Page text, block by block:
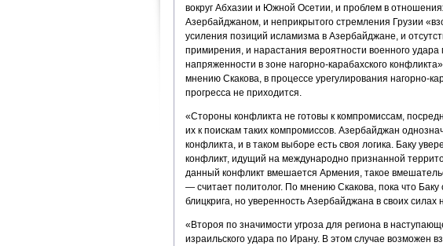
вокруг Абхазии и Южной Осетии, и проблем в
Азербайджаном, и неприкрытого стремления Грузии
усиления позиций исламизма в Азербайджане, и
примирения, и нарастания вероятности военного
напряженности в зоне нагорно-карабахского
мнению Скакова, в процессе урегулирования нагорно-
прогресса не приходится.
«Стороны конфликта не готовы к компромиссам,
их к поискам таких компромиссов. Азербайджан
конфликта, и в таком выборе есть своя логика. Баку
конфликт, идущий на международно признанной
данный конфликт вмешается Армения, такое
— считает политолог. По мнению Скакова, пока что
блицкрига, но уверенность Азербайджана в своих силах
«Второя по значимости угроза для региона в
израильского удара по Ирану. В этом случае возможен